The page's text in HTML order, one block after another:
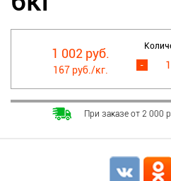
1 002 руб.
167 руб./кг. -
При заказе от 2 000